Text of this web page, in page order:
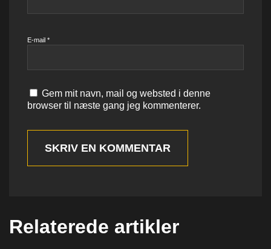
E-mail *
Gem mit navn, mail og websted i denne
browser til næste gang jeg kommenterer.
SKRIV EN KOMMENTAR
Relaterede artikler